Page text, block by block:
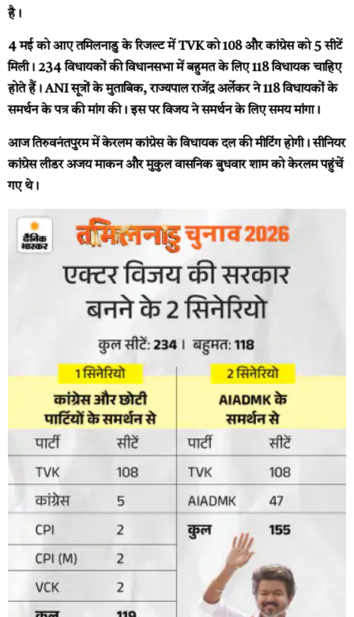
है।
4 मई को आए तमिलनाडु के रिजल्ट में TVK को 108 और कांग्रेस को 5 सीटें
मिली। 234 विधायकों की विधानसभा में बहुमत के लिए 118 विधायक चाहिए
होते हैं। ANI सूत्रों के मुताबिक, राज्यपाल राजेंद्र अर्लेकर ने 118 विधायकों के
समर्थन के पत्र की मांग की। इस पर विजय ने समर्थन के लिए समय मांगा।
आज तिरुवनंतपुरम में केरलम कांग्रेस के विधायक दल की मीटिंग होगी। सीनियर
कांग्रेस लीडर अजय माकन और मुकुल वासनिक बुधवार शाम को केरलम पहुंचें
गए थे।